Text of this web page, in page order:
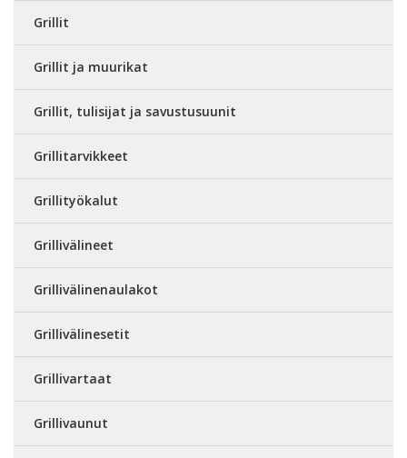
Grillit
Grillit ja muurikat
Grillit, tulisijat ja savustusuunit
Grillitarvikkeet
Grillityökalut
Grillivälineet
Grillivälinenaulakot
Grillivälinesetit
Grillivartaat
Grillivaunut